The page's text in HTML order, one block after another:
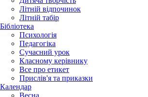
Літній відпочинок
Літній табір
Бібліотека
Психологія
Педагогіка
Сучасний урок
Класному керівнику
Все про етикет
Прислів'я та приказки
Календар
Весна